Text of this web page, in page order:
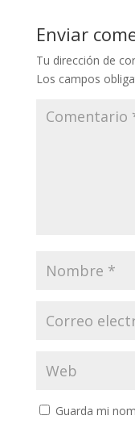
Enviar
Tu dirección de
Los campos
Guarda mi